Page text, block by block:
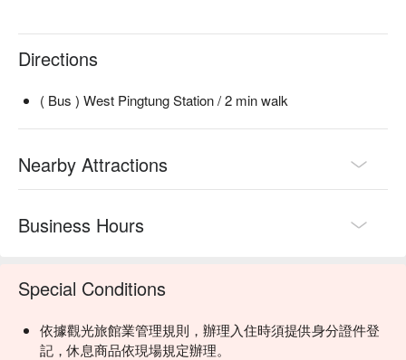
Directions
( Bus ) West Pingtung Station / 2 min walk
Nearby Attractions
Business Hours
Special Conditions
依據觀光旅館業管理規則，辦理入住時須提供身分證件登
記，休息商品依現場規定辦理。